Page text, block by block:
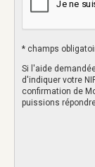
* champs
Si l'aide
d'indiquer votre
confirmation de
puissions